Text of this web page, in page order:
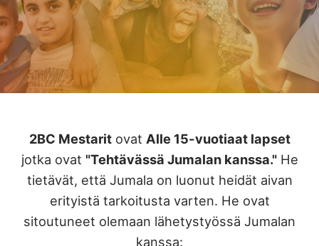
2BC Mestaritovat Alle 15-vuotiaat lapset
jotka ovat "Tehtävässä Jumalan kanssa."He
tietävät, että Jumala on luonut heidät aivan
erityistä tarkoitusta varten. He ovat
sitoutuneet olemaan lähetystyössä Jumalan
kanssa: